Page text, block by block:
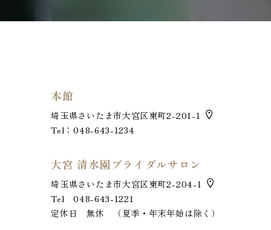
お電話でのお問い合わせ
本館
埼玉県さいたま市大宮区東町2-201-1
Tel：048-643-1234
大宮 清水園ブライダルサロン
埼玉県さいたま市大宮区東町2-204-1
Tel 048-643-1221
定休日 無休 （夏季・年末年始は除く）